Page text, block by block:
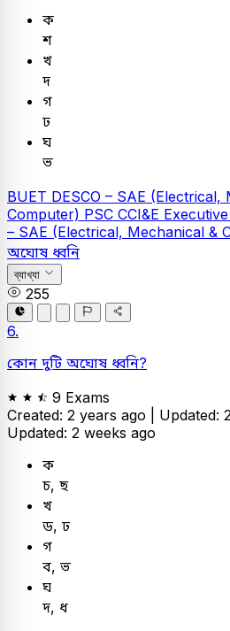
ক
শ
খ
দ
গ
ঢ
ঘ
ভ
BUET DESCO – SAE (Electrical,
Computer) PSC CCI&E
– SAE (Electrical, Mechanical &
অঘোষ ধ্বনি
ব্যাখ্যা
255
6.
কোন দুটি অঘোষ ধ্বনি?
9 Exams
Created: 2 years ago | Updated:
Updated: 2 weeks ago
ক
চ, ছ
খ
ড, ঢ
গ
ব, ভ
ঘ
দ, ধ